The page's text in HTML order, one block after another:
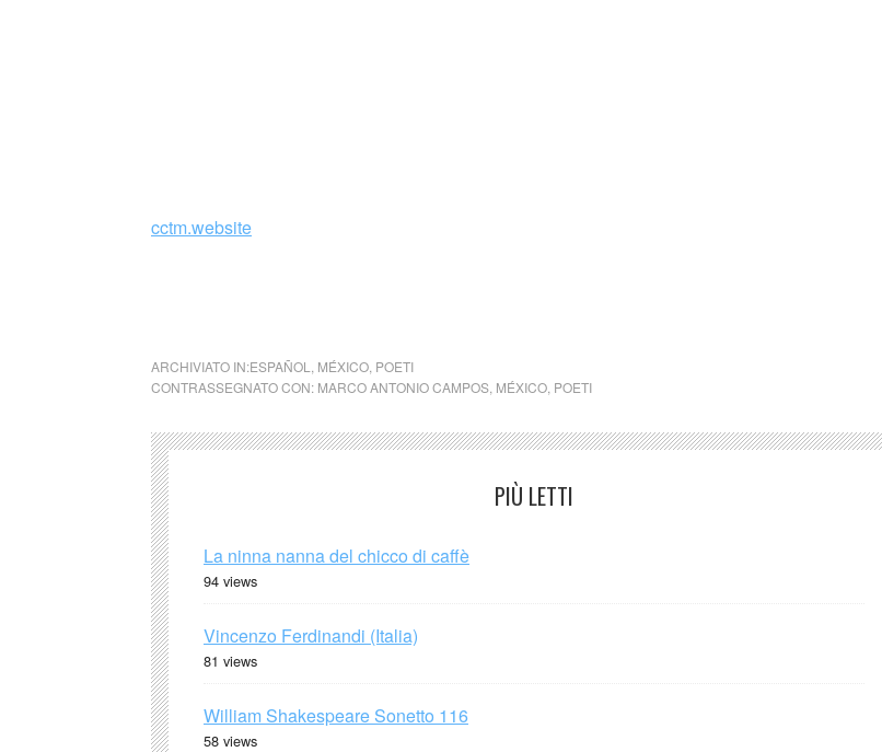
cctm.website
ARCHIVIATO IN:ESPAÑOL MÉXICO POETI
CONTRASSEGNATO CON: MARCO ANTONIO CAMPOS MÉXICO POETI
PIÙ LETTI
La ninna nanna del chicco di caffè
94 views
Vincenzo Ferdinandi (Italia)
81 views
William Shakespeare Sonetto 116
58 views